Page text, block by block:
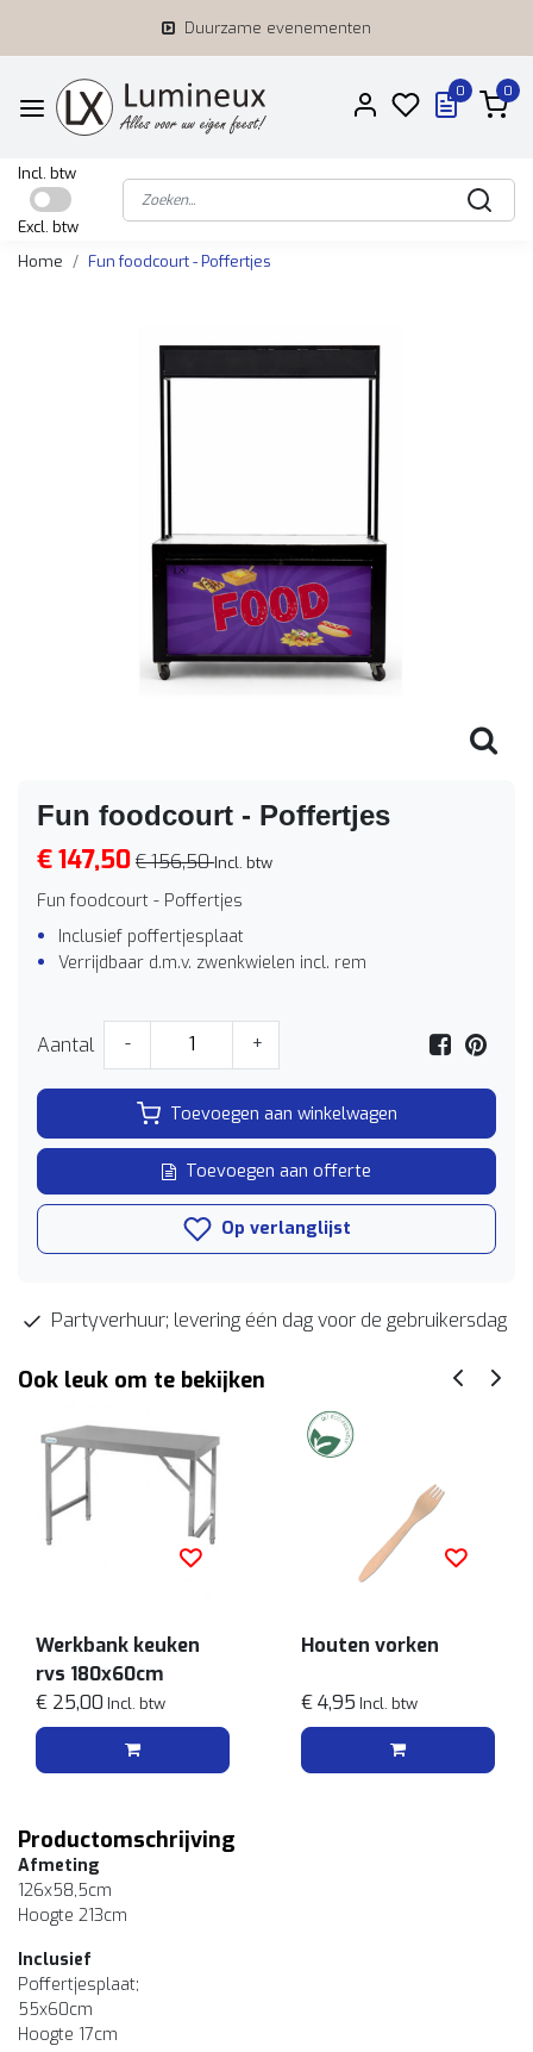
Duurzame evenementen
0 0
Incl. btw
Excl. btw
Home
Fun foodcourt - Poffertjes
Fun foodcourt - Poffertjes
€ 147,50€ 156,50Incl. btw
Fun foodcourt - Poffertjes
Inclusief poffertjesplaat
Verrijdbaar d.m.v. zwenkwielen incl. rem
Aantal - +
Toevoegen aan winkelwagen
Toevoegen aan offerte
Op verlanglijst
Partyverhuur; levering één dag voor de gebruikersdag
Ook leuk om te bekijken
Werkbank keuken
rvs 180x60cm
€ 25,00 Incl. btw
Houten vorken
€ 4,95 Incl. btw
Productomschrijving
Afmeting
126x58,5cm
Hoogte 213cm
Inclusief
Poffertjesplaat;
55x60cm
Hoogte 17cm